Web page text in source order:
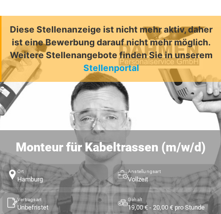
Diese Stellenanzeige ist nicht mehr aktiv, daher
ist eine Bewerbung darauf nicht mehr möglich.
Weitere Stellenangebote finden Sie in unserem
Stellenportal
Monteur für Kabeltrassen (m/w/d)
Ort
Hamburg
Anstellungsart
Vollzeit
Vertragsart
Unbefristet
Gehalt
19,00 € - 20,00 € pro Stunde